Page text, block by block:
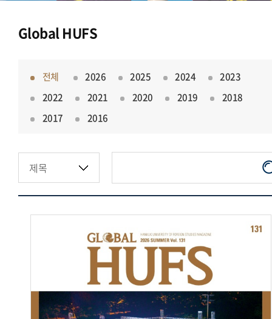
Global HUFS
전체 2026 2025 2024
2023
2022
2021 2020 2019
2018
2017
2016